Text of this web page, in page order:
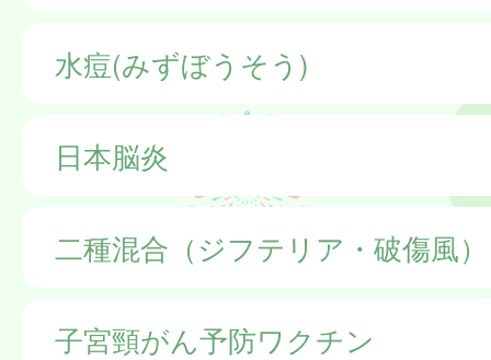
水痘(みずぼうそう)
日本脳炎
二種混合（ジフテリア・破傷風）
子宮頸がん予防ワクチン